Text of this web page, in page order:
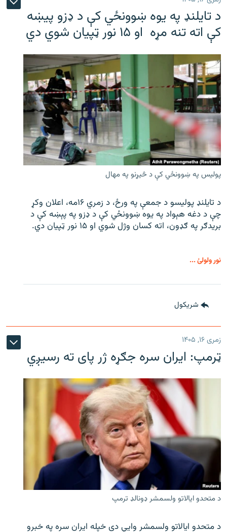
د تایلنډ په یوه ښوونځي کې د ډزو پیښه
کې اته تنه مړه او ۱۵ نور ټپیان شوي دي
پولیس په ښوونځي کې د څیړنو په مهال
د تایلنډ پولیسو د جمعې په ورځ، د زمري ۱۶مه، اعلان وکړ
چې د دغه هېواد په یوه ښوونځي کې د ډزو په پېښه کې د
بریدګر په ګډون، اته کسان وژل شوي او ۱۵ نور ټپیان دي.
نور ولولئ ...
شريکول
زمری ۱۶, ۱۴۰۵
ټرمپ: ایران سره جګړه ژر پای ته رسیږي
د متحدو ایالاتو ولسمشر ډونالډ ترمپ
د متحدو ایالاتو ولسمشر وايي دی خپله ایران سره په خبرو